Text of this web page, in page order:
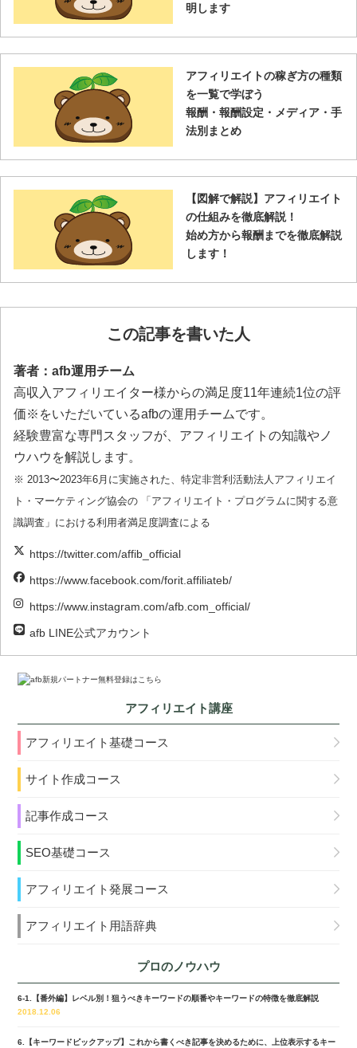
明します
アフィリエイトの稼ぎ方の種類
を一覧で学ぼう
報酬・報酬設定・メディア・手
法別まとめ
【図解で解説】アフィリエイト
の仕組みを徹底解説！
始め方から報酬までを徹底解説
します！
この記事を書いた人
著者：afb運用チーム
高収入アフィリエイター様からの満足度11年連続1位の評
価※をいただいているafbの運用チームです。
経験豊富な専門スタッフが、アフィリエイトの知識やノ
ウハウを解説します。
※ 2013〜2023年6月に実施された、特定非営利活動法人アフィリエイ
ト・マーケティング協会の 「アフィリエイト・プログラムに関する意
識調査」における利用者満足度調査による
https://twitter.com/affib_official
https://www.facebook.com/forit.affiliateb/
https://www.instagram.com/afb.com_official/
afb LINE公式アカウント
アフィリエイト講座
アフィリエイト基礎コース
サイト作成コース
記事作成コース
SEO基礎コース
アフィリエイト発展コース
アフィリエイト用語辞典
プロのノウハウ
6-1.【番外編】レベル別！狙うべきキーワードの順番やキーワードの特徴を徹底解説
2018.12.06
6.【キーワードピックアップ】これから書くべき記事を決めるために、上位表示するキー